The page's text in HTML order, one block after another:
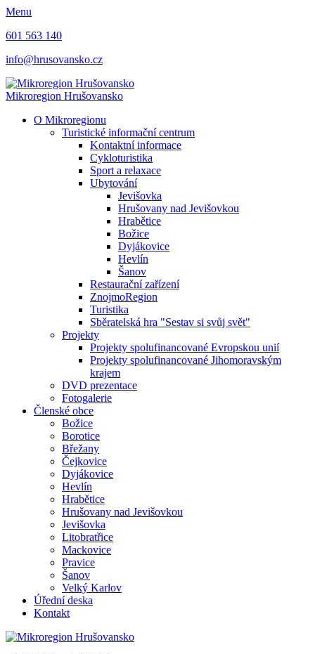
Menu
601 563 140
info@hrusovansko.cz
Mikroregion Hrušovansko
O Mikroregionu
Turistické informační centrum
Kontaktní informace
Cykloturistika
Sport a relaxace
Ubytování
Jevišovka
Hrušovany nad Jevišovkou
Hrabětice
Božice
Dyjákovice
Hevlín
Šanov
Restaurační zařízení
ZnojmoRegion
Turistika
Sběratelská hra "Sestav si svůj svět"
Projekty
Projekty spolufinancované Evropskou unií
Projekty spolufinancované Jihomoravským
krajem
DVD prezentace
Fotogalerie
Členské obce
Božice
Borotice
Břežany
Čejkovice
Dyjákovice
Hevlín
Hrabětice
Hrušovany nad Jevišovkou
Jevišovka
Litobratřice
Mackovice
Pravice
Šanov
Velký Karlov
Úřední deska
Kontakt